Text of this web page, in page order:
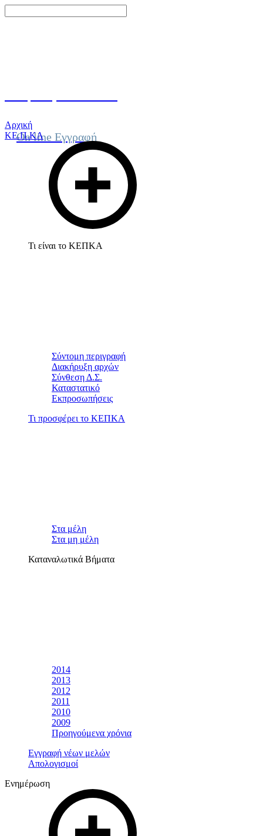
On line Εγγραφή
Αρχική
ΚΕ.Π.ΚΑ
Τι είναι το ΚΕΠΚΑ
Σύντομη περιγραφή
Διακήρυξη αρχών
Σύνθεση Δ.Σ.
Καταστατικό
Εκπροσωπήσεις
Τι προσφέρει το ΚΕΠΚΑ
Στα μέλη
Στα μη μέλη
Καταναλωτικά Βήματα
2014
2013
2012
2011
2010
2009
Προηγούμενα χρόνια
Εγγραφή νέων μελών
Απολογισμοί
Ενημέρωση